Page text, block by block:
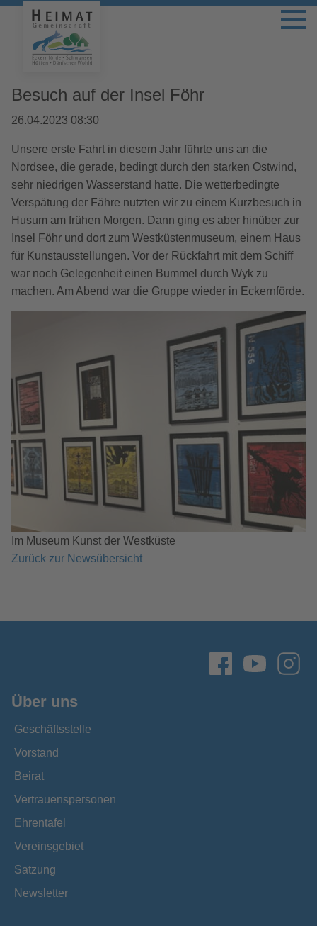
Besuch auf der Insel Föhr
26.04.2023 08:30
Unsere erste Fahrt in diesem Jahr führte uns an die
Nordsee, die gerade, bedingt durch den starken Ostwind,
sehr niedrigen Wasserstand hatte. Die wetterbedingte
Verspätung der Fähre nutzten wir zu einem Kurzbesuch in
Husum am frühen Morgen. Dann ging es aber hinüber zur
Insel Föhr und dort zum Westküstenmuseum, einem Haus
für Kunstausstellungen. Vor der Rückfahrt mit dem Schiff
war noch Gelegenheit einen Bummel durch Wyk zu
machen. Am Abend war die Gruppe wieder in Eckernförde.
Im Museum Kunst der Westküste
Zurück zur Newsübersicht
Über uns
Geschäftsstelle
Vorstand
Beirat
Vertrauenspersonen
Ehrentafel
Vereinsgebiet
Satzung
Newsletter